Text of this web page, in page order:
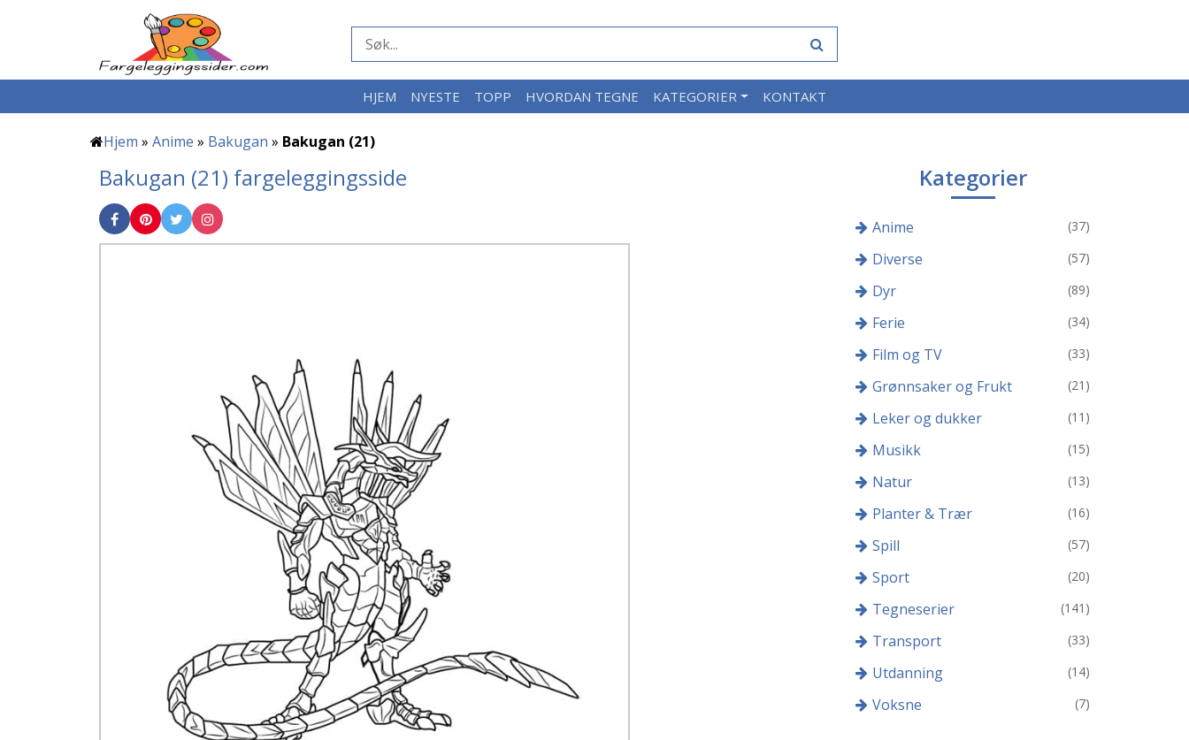
HJEM NYESTE TOPP HVORDAN TEGNE KATEGORIER KONTAKT
Hjem » Anime » Bakugan » Bakugan (21)
Bakugan (21) fargeleggingsside Kategorier
Anime (37)
Diverse (57)
Dyr (89)
Ferie (34)
Film og TV (33)
Grønnsaker og Frukt (21)
Leker og dukker (11)
Musikk (15)
Natur (13)
Planter & Trær (16)
Spill (57)
Sport (20)
Tegneserier (141)
Transport (33)
Utdanning (14)
Voksne (7)